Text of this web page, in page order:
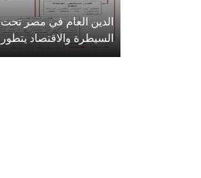
الدين العام في مصر تحت
السيطرة والاقتصاد يتطور